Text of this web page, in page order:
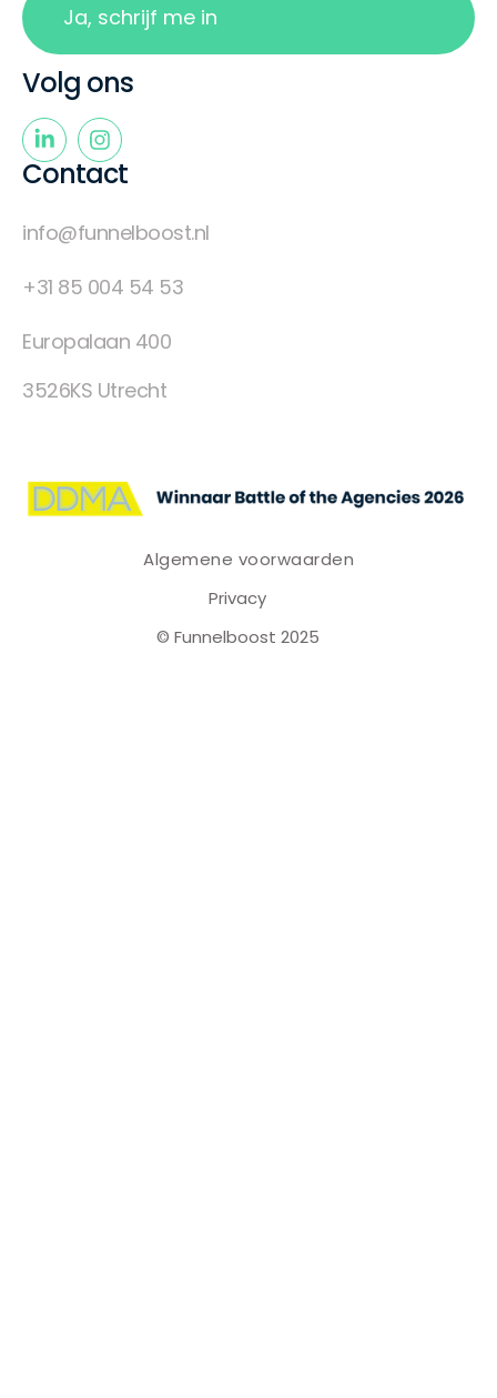
Contact
info@funnelboost.nl
+31 85 004 54 53
Europalaan 400
3526KS Utrecht
Volg ons
Algemene voorwaarden
Privacy
© Funnelboost 2025